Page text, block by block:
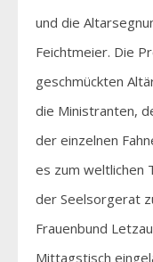
und die
Feichtmeier. Die
geschmückten
die Ministranten,
der einzelnen
es zum weltlichen
der Seelsorgerat
Frauenbund
Mittagstisch